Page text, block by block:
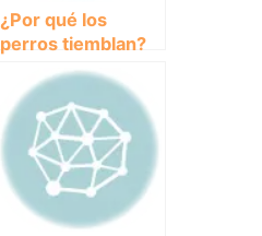
¿Por qué los
perros tiemblan?
Razones y
soluciones para
este
comportamiento